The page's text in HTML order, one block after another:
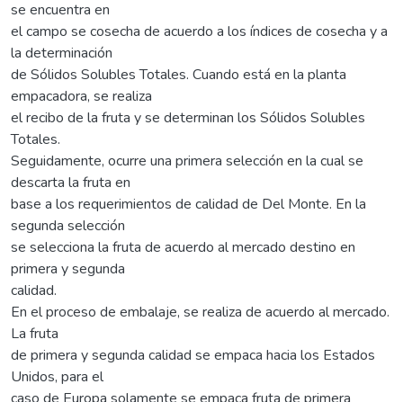
se encuentra en
el campo se cosecha de acuerdo a los índices de cosecha y a
la determinación
de Sólidos Solubles Totales. Cuando está en la planta
empacadora, se realiza
el recibo de la fruta y se determinan los Sólidos Solubles
Totales.
Seguidamente, ocurre una primera selección en la cual se
descarta la fruta en
base a los requerimientos de calidad de Del Monte. En la
segunda selección
se selecciona la fruta de acuerdo al mercado destino en
primera y segunda
calidad.
En el proceso de embalaje, se realiza de acuerdo al mercado.
La fruta
de primera y segunda calidad se empaca hacia los Estados
Unidos, para el